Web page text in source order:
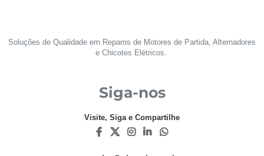
Soluções de Qualidade em Reparos de Motores de Partida, Alternadores
e Chicotes Elétricos.
Siga-nos
Visite, Siga e Compartilhe